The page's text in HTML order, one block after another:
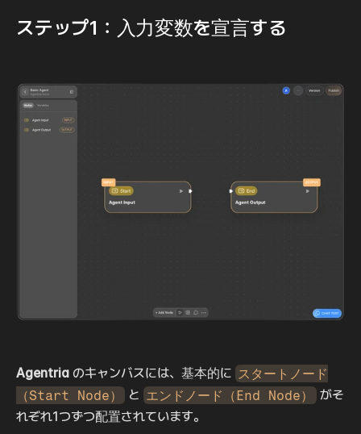
ステップ1：入力変数を宣言する
Agentria のキャンバスには、基本的に スタートノード
（Start Node）
と エンドノード（End Node）
がそ
れぞれ1つずつ配置されています。